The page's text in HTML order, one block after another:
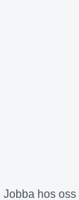
Jobba hos oss